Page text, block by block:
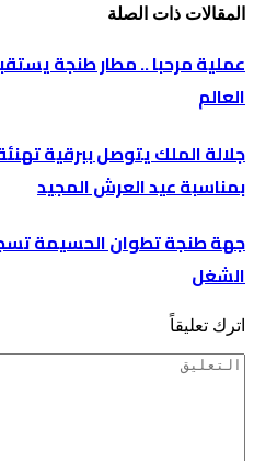
المقالات ذات الصلة
العالم
جلالة الملك يتوصل ببرقية
بمناسبة عيد العرش المجيد
جهة طنجة تطوان الحسيمة
الشغل
اترك تعليقاً